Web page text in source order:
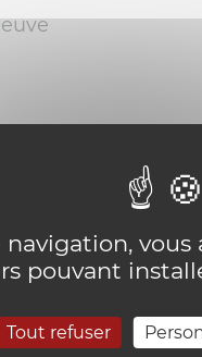
pouvant
Tout refuser